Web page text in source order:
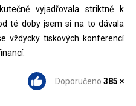
vyjadřovala striktně k
té doby jsem si na to dávala
vždycky tiskových konferencí
Doporučeno 385 ×